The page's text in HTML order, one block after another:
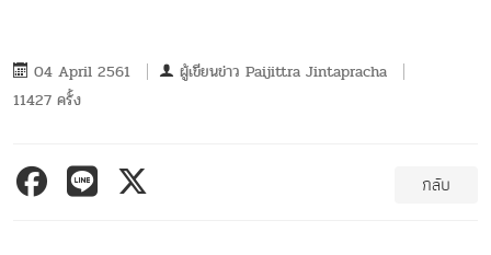
04 April 2561 ผู้เขียนข่าว Paijittra Jintapracha
11427 ครั้ง
กลับ